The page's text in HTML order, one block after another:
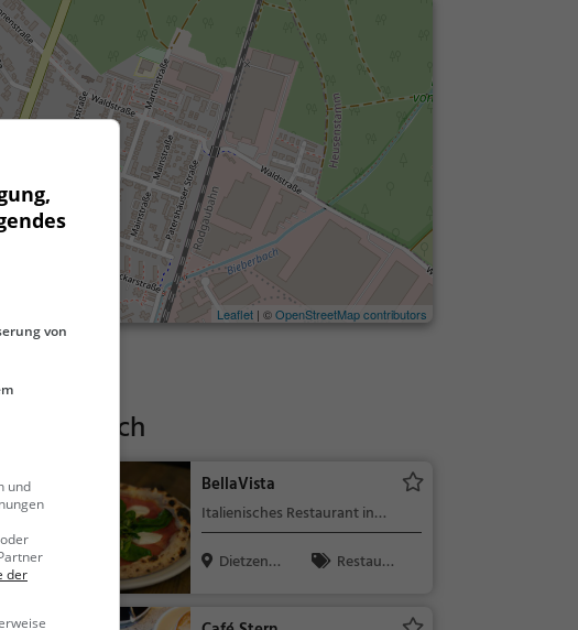
Leaflet | ©OpenStreetMap contributors
Beach
BellaVista
Italienisches Restaurant in
Dietzenbach
Dietzenba
Restaura
von
und
der